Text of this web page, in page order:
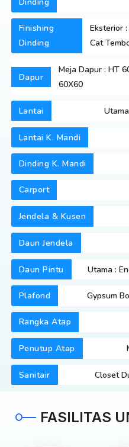
Finishing
Dinding
Eksterior
Cat
Dapur
Meja Dapur : HT
60X60
Lantai
Lantai K. Mandi
Dinding K. Mandi
Carport
Jendela & Kusen
Daun Jendela
Daun Pintu Utama :
Plafond Gypsum
Rangka Atap
Penutup Atap
Sanitair Closet
FASILITAS